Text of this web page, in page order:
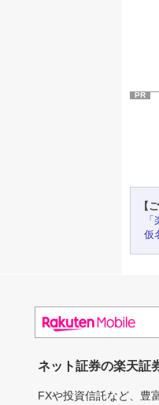
PR
【
仮
ネット証券の楽天証
FXや投資信託など、豊